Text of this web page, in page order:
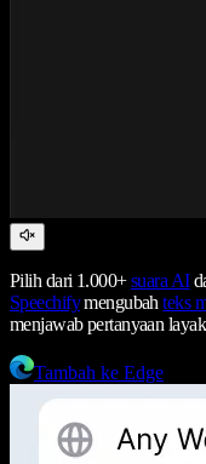
Pilih dari 1.000+suara AI
Speechifymengubahteks
menjawab pertanyaan
Tambah ke Edge